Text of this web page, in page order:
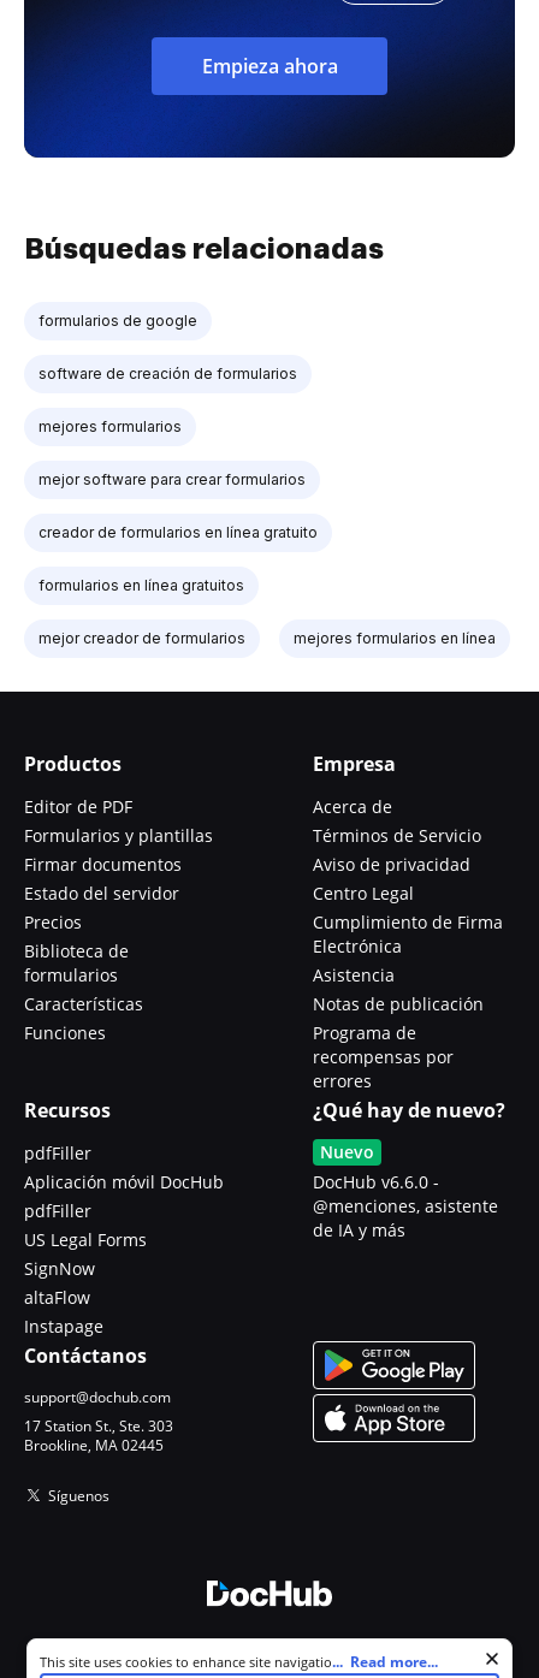
Empieza ahora
Búsquedas relacionadas
formularios de google
software de creación de formularios
mejores formularios
mejor software para crear formularios
creador de formularios en línea gratuito
formularios en línea gratuitos
mejor creador de formularios mejores formularios en línea
Productos
Editor de PDF
Formularios y plantillas
Firmar documentos
Estado del servidor
Precios
Biblioteca de
formularios
Características
Funciones
Empresa
Acerca de
Términos de Servicio
Aviso de privacidad
Centro Legal
Cumplimiento de Firma
Electrónica
Asistencia
Notas de publicación
Programa de
recompensas por
errores
Recursos
pdfFiller
Aplicación móvil DocHub
pdfFiller
US Legal Forms
SignNow
altaFlow
Instapage
¿Qué hay de nuevo?
Nuevo
DocHub v6.6.0 -
@menciones, asistente
de IA y más
Contáctanos
support@dochub.com
17 Station St., Ste. 303
Brookline, MA 02445
Síguenos
Todos los derechos reservados.
Cookie consent notice
This site uses cookies to enhance site navigation and personalize
... Read more...